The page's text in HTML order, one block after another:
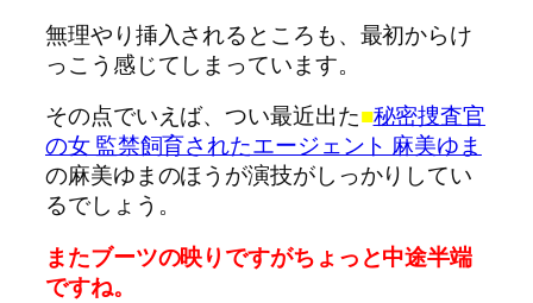
無理やり挿入されるところも、最初からけ
っこう感じてしまっています。
その点でいえば、つい最近出た■秘密捜査官
の女 監禁飼育されたエージェント 麻美ゆま
の麻美ゆまのほうが演技がしっかりしてい
るでしょう。
またブーツの映りですがちょっと中途半端
ですね。